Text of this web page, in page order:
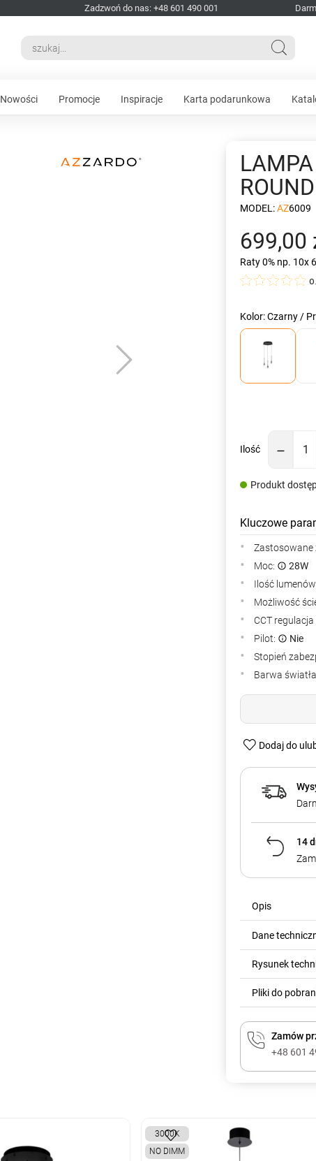
Zadzwoń do nas: +48 601 490 001
Nowości Promocje Inspiracje Karta podarunkowa
MODEL:AZ6009
699,00
Raty 0% np. 10x
Kolor: Czarny /
Ilość
Produkt
Kluczowe
Zastosowane
Moc:
28W
Ilość
Możliwość
CCT
Pilot:
Nie
Stopień
Barwa
Dodaj do
14
Opis
Dane
Rysunek
Pliki do
Zamów
+48 601
3000K
NO DIMM